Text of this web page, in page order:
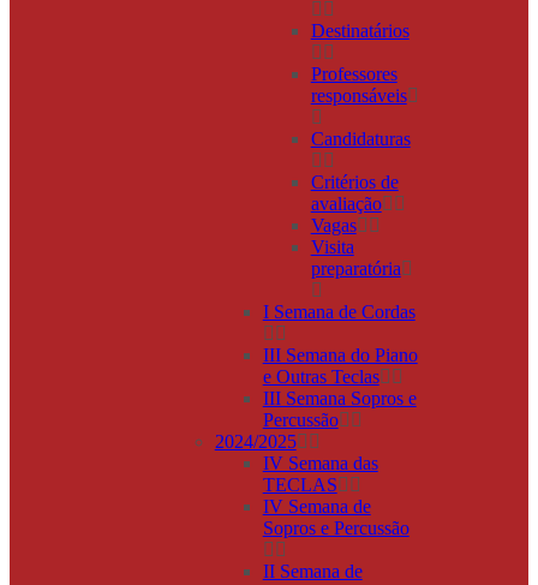
Destinatários
Professores
responsáveis
Candidaturas
Critérios de
avaliação
Vagas
Visita
preparatória
I Semana de Cordas
III Semana do Piano
e Outras Teclas
III Semana Sopros e
Percussão
2024/2025
IV Semana das
TECLAS
IV Semana de
Sopros e Percussão
II Semana de